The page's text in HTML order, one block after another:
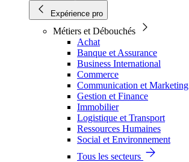
Expérience pro
Métiers et Débouchés
Achat
Banque et Assurance
Business International
Commerce
Communication et Marketing
Gestion et Finance
Immobilier
Logistique et Transport
Ressources Humaines
Social et Environnement
Tous les secteurs